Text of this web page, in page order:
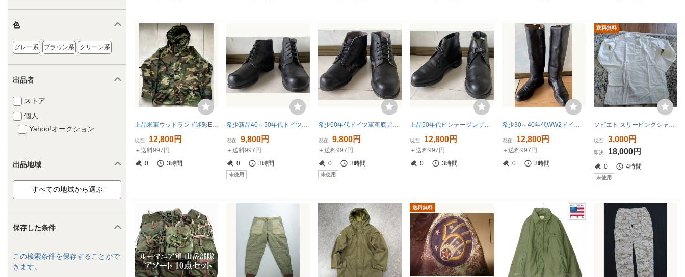
色
グレー系 ブラウン系 グリーン系
出品者
ストア
個人
Yahoo!オークション
出品地域
保存した条件
この検索条件を保存することがで
きます。
現在 12,800円
＋送料997円
0
3時間
現在 9,800円
＋送料997円
0
3時間
未使用
現在 9,800円
＋送料997円
0
3時間
未使用
現在 12,800円
＋送料997円
0
3時間
現在 12,800円
＋送料997円
0
3時間
送料無料
現在 3,000円
即決 18,000円
0 4時間
未使用
送料無料